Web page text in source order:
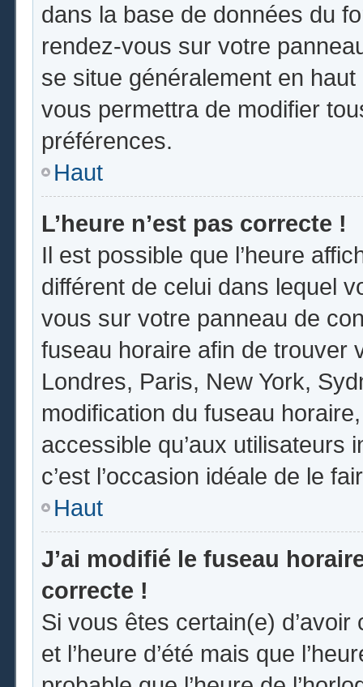
dans la base de données du
rendez-vous sur votre
se situe généralement en
vous permettra de modifier
préférences.
Haut
L’heure n’est pas correcte !
Il est possible que l’heure
différent de celui dans lequel
vous sur votre panneau de
fuseau horaire afin de trouver
Londres, Paris, New York,
modification du fuseau
accessible qu’aux utilisateurs
c’est l’occasion idéale de le
Haut
J’ai modifié le fuseau
correcte !
Si vous êtes certain(e)
et l’heure d’été mais que